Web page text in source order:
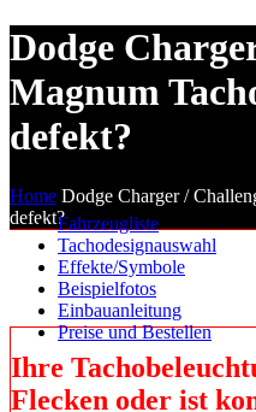
Dodge
Magnum
defekt?
Home Dodge Charger /
defekt?Fahrzeugliste
Tachodesignauswahl
Effekte/Symbole
Beispielfotos
Einbauanleitung
Preise und Bestellen
Ihre
Flecken oder ist